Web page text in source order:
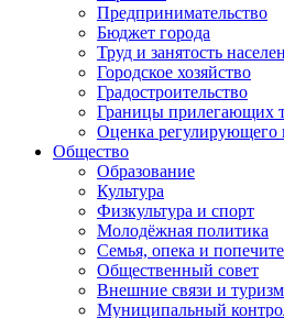
Предпринимательство
Бюджет города
Труд и занятость
Городское хозяйство
Градостроительство
Границы прилегающих
Оценка регулирующего
Общество
Образование
Культура
Физкультура и спорт
Молодёжная политика
Семья, опека и
Общественный совет
Внешние связи и туризм
Муниципальный